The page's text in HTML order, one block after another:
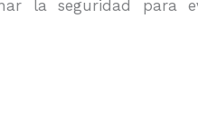
la seguridad para